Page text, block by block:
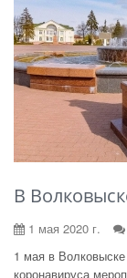
В
1 мая 2020 г.
1 мая в
коронавируса